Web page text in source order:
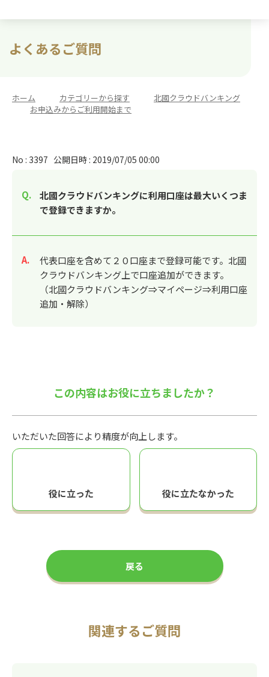
よくあるご質問
ホーム カテゴリーから探す
北國クラウドバンキング
お申込みからご利用開始まで
No : 3397 公開日時 : 2019/07/05 00:00
北國クラウドバンキングに利用口座は最大いくつま
で登録できますか。
回答
代表口座を含めて２０口座まで登録可能です。北國
クラウドバンキング上で口座追加ができます。
（北國クラウドバンキング⇒マイページ⇒利用口座
追加・解除）
この内容はお役に立ちましたか？
いただいた回答により精度が向上します。
役に立った 役に立たなかった
戻る
関連するご質問